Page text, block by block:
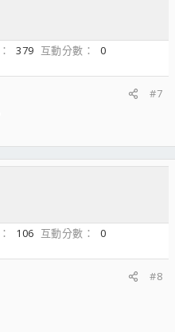
379 互動分數
0
#7
106 互動分數
0
#8